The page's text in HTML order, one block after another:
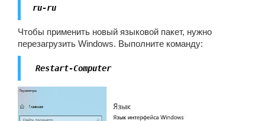
ru-ru
Чтобы применить новый языковой пакет, нужно
перезагрузить Windows. Выполните команду:
Restart-Computer